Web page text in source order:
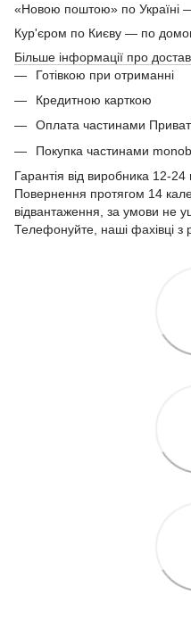
«Новою поштою» по Україні
Кур'єром по Києву — по
Більше інформації про
Готівкою при отриманні
Кредитною карткою
Оплата частинами
Покупка частинами
Гарантія від виробника 12-24
Повернення протягом 14
відвантаження, за умови не
Телефонуйте, наші фахівці з